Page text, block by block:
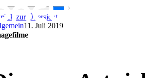
Zum
Inhalt
springen
zur Übersicht
11. Juli 2019